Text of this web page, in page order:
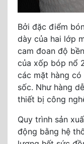
Bởi đặc điểm
dày của hai lớp
cam đoan độ
của xốp bóp nổ
các mặt hàng
sốc. Như hàng
thiết bị công
Quy trình sản
động bằng hệ